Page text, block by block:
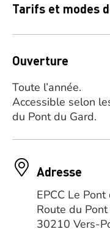
Tarifs et modes
Ouverture
Toute l’année.
Accessible selon
du Pont du Gard.
Adresse
EPCC Le
Route du
30210 Vers-